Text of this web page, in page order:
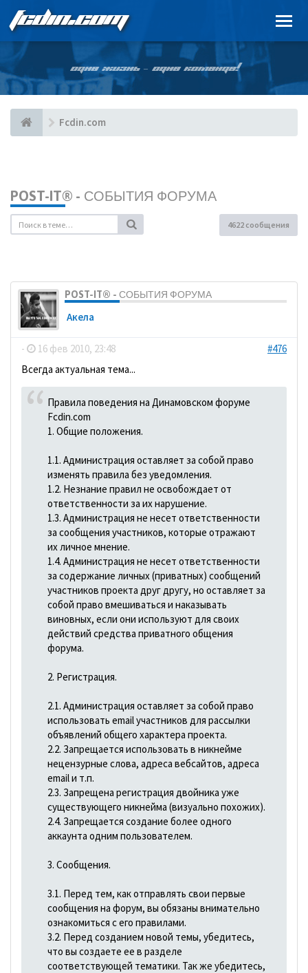
FCDIN.COM
ОДНА ЖИЗНЬ – ОДНА КОМАНДА!
Fcdin.com
POST-IT® - СОБЫТИЯ ФОРУМА
4622 сообщения
POST-IT® - СОБЫТИЯ ФОРУМА
Акела
- 16 фев 2010, 23:48
#476
Всегда актуальная тема...
Правила поведения на Динамовском форуме
Fcdin.com
1. Общие положения.
1.1. Администрация оставляет за собой право
изменять правила без уведомления.
1.2. Незнание правил не освобождает от
ответственности за их нарушение.
1.3. Администрация не несет ответственности
за сообщения участников, которые отражают
их личное мнение.
1.4. Администрация не несет ответственности
за содержание личных (приватных) сообщений
участников проекта друг другу, но оставляет за
собой право вмешиваться и наказывать
виновных, если они используют для своих
действий средства приватного общения
форума.
2. Регистрация.
2.1. Администрация оставляет за собой право
использовать email участников для рассылки
объявлений общего характера проекта.
2.2. Запрещается использовать в никнейме
нецензурные слова, адреса вебсайтов, адреса
email и т.п.
2.3. Запрещена регистрация двойника уже
существующего никнейма (визуально похожих).
2.4. Запрещается создание более одного
аккаунта одним пользователем.
3. Сообщения.
3.1. Перед тем, как отправлять свои первые
сообщения на форум, вы обязаны внимательно
ознакомиться с его правилами.
3.2. Перед созданием новой темы, убедитесь,
что вы создаете ее в разделе
соответствующей тематики. Так же убедитесь,